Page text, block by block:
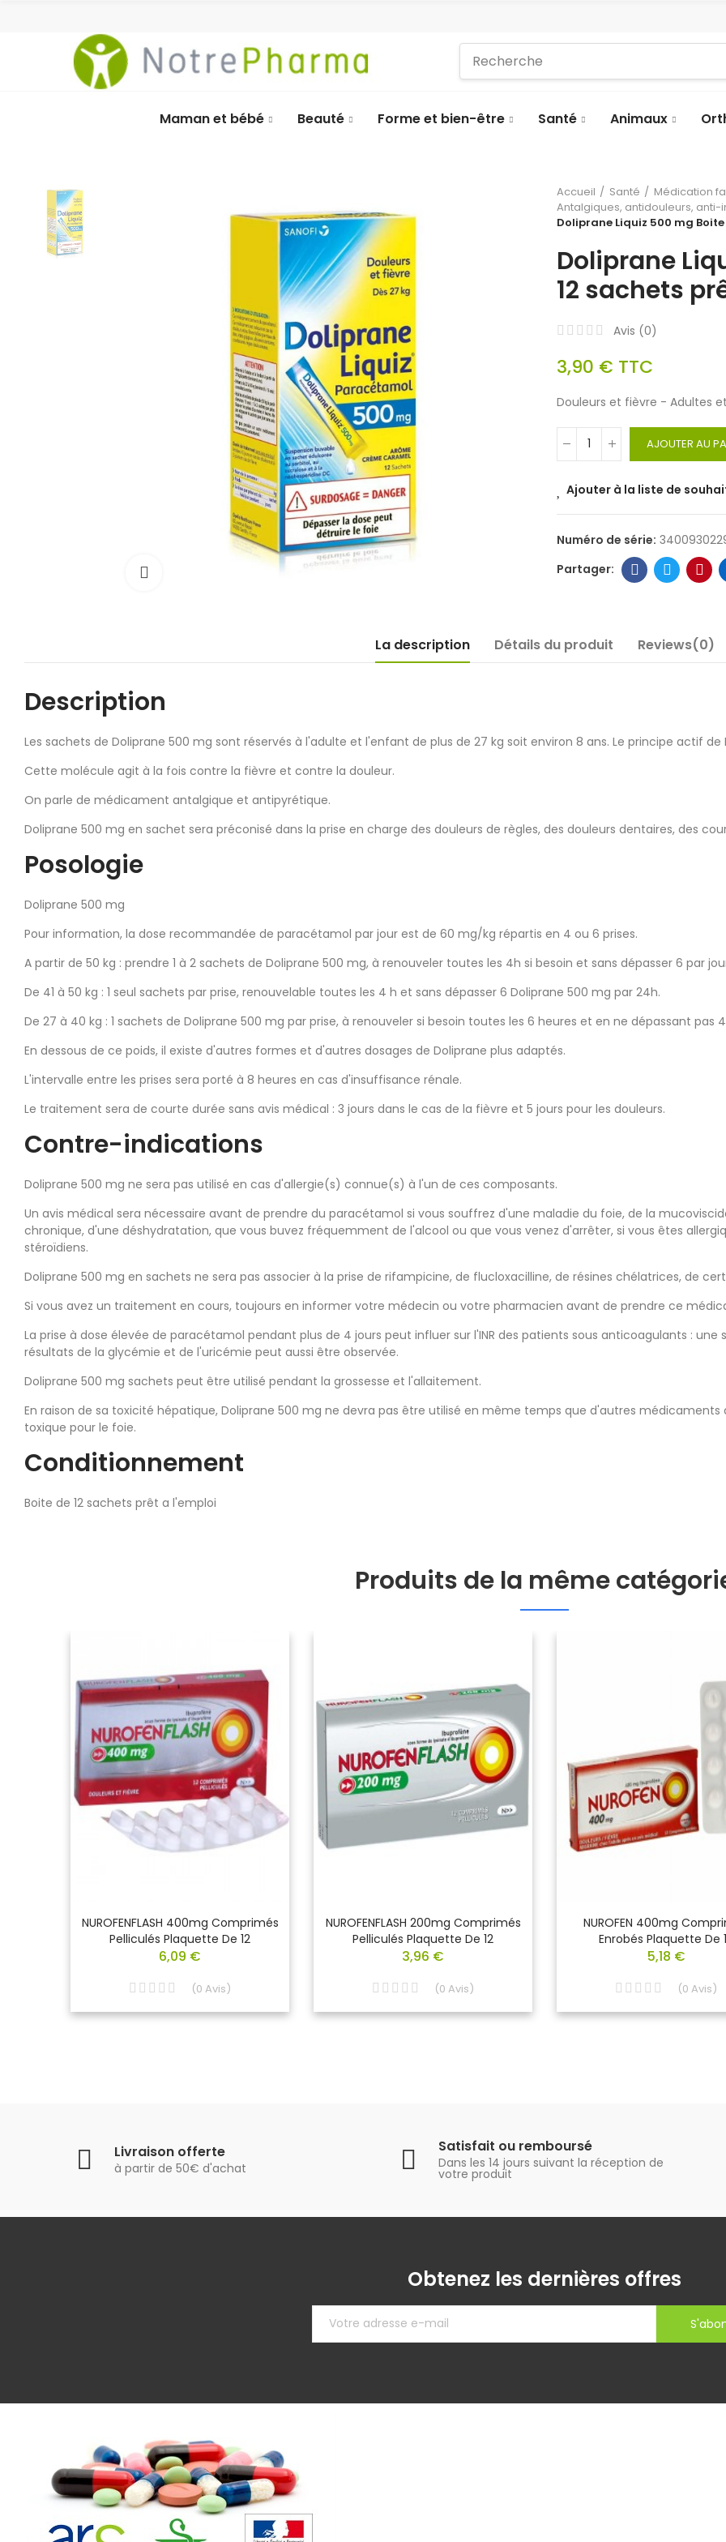
Maman et bébé Beauté Forme et bien-être Santé Animaux
Cliquez pour agrandir
Accueil Santé
Médication
Antalgiques, antidouleurs,
Doliprane Liquiz 500 mg
Doliprane
12 sachets
Avis (0)
3,90 € TTC
Douleurs et fièvre - Adultes
AJOUTER AU
Ajouter à la liste de
Numéro de série:
La description Détails du produit Reviews(0)
Description
Les sachets de Doliprane 500 mg sont réservés à l'adulte et l'enfant de plus de 27 kg soit environ 8 ans. Le principe actif
Cette molécule agit à la fois contre la fièvre et contre la douleur.
On parle de médicament antalgique et antipyrétique.
Doliprane 500 mg en sachet sera préconisé dans la prise en charge des douleurs de règles, des douleurs dentaires, des
Posologie
Doliprane 500 mg
Pour information, la dose recommandée de paracétamol par jour est de 60 mg/kg répartis en 4 ou 6 prises.
A partir de 50 kg : prendre 1 à 2 sachets de Doliprane 500 mg, à renouveler toutes les 4h si besoin et sans dépasser 6 par
De 41 à 50 kg : 1 seul sachets par prise, renouvelable toutes les 4 h et sans dépasser 6 Doliprane 500 mg par 24h.
De 27 à 40 kg : 1 sachets de Doliprane 500 mg par prise, à renouveler si besoin toutes les 6 heures et en ne dépassant pas
En dessous de ce poids, il existe d'autres formes et d'autres dosages de Doliprane plus adaptés.
L'intervalle entre les prises sera porté à 8 heures en cas d'insuffisance rénale.
Le traitement sera de courte durée sans avis médical : 3 jours dans le cas de la fièvre et 5 jours pour les douleurs.
Contre-indications
Doliprane 500 mg ne sera pas utilisé en cas d'allergie(s) connue(s) à l'un de ces composants.
Un avis médical sera nécessaire avant de prendre du paracétamol si vous souffrez d'une maladie du foie, de la
chronique, d'une déshydratation, que vous buvez fréquemment de l'alcool ou que vous venez d'arrêter, si vous êtes
stéroïdiens.
Doliprane 500 mg en sachets ne sera pas associer à la prise de rifampicine, de flucloxacilline, de résines chélatrices, de
Si vous avez un traitement en cours, toujours en informer votre médecin ou votre pharmacien avant de prendre ce
La prise à dose élevée de paracétamol pendant plus de 4 jours peut influer sur l'INR des patients sous anticoagulants :
résultats de la glycémie et de l'uricémie peut aussi être observée.
Doliprane 500 mg sachets peut être utilisé pendant la grossesse et l'allaitement.
En raison de sa toxicité hépatique, Doliprane 500 mg ne devra pas être utilisé en même temps que d'autres
toxique pour le foie.
Conditionnement
Boite de 12 sachets prêt a l'emploi
Produits de la même
NUROFENFLASH 400mg Comprimés
Pelliculés Plaquette De 12
6,09 €
(0 Avis)
NUROFENFLASH 200mg Comprimés
Pelliculés Plaquette De 12
3,96 €
(0 Avis)
NUROFEN 400mg
Enrobés Plaquette De
5,18 €
(0 Avis)
Livraison offerte
à partir de 50€ d'achat
Satisfait ou remboursé
Dans les 14 jours suivant la réception de
votre produit
Obtenez les dernières offres